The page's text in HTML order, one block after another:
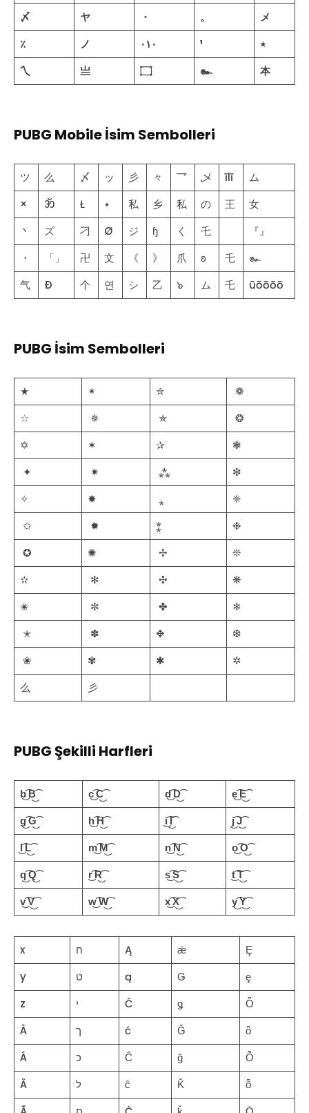
〆 ヤ ・ 。
メ
٪
ノ ٠١٠ ¹
٭
乀
亗 ۝ ๛ 本
PUBG Mobile İsim Sembolleri
ツ 么 〆 ッ 彡 々 乛 乄 īlī
ム
×
ॐ Ł ٭ 私 乡 私 の 王
女
丶
ズ 刁 Ø ジ ɧ く 乇
『』
・
「」 卍 文 《 》 爪 ʚ 乇
๛
气
Ð 个 연 シ 乙 ๖ ム 乇 ūōōōō
PUBG İsim Sembolleri
★ ✴ ✮
❁
☆
✵ ✯
❂
✡
✶ ✰
❃
✦
✷ ⁂
❇
✧
✸ ⁎
❈
✩
✹ ⁑
❉
✪
✺ ✢
❊
✫
✻ ✣
❋
✬
✼ ✤
❄
✭
✽ ✥
❆
❀
✾ ✱
✲
么
彡
PUBG Şekilli Harfleri
b͜͡ B͜͡ c͜͡ C͜͡ d͜͡ D͜͡
e͜͡ E͜͡
g͜͡ G͜͡
h͜͡ H͜͡ i͜͡ I͜͡
j͜͡ J͜͡
l͜͡ L͜͡
m͜͡ M͜͡ n͜͡ N͜͡
o͜͡ O͜͡
q͜͡ Q͜͡
r͜͡ R͜͡ s͜͡ S͜͡
t͜͡ T͜͡
v͜͡ V͜͡
w͜͡ W͜͡ x͜͡ X͜͡ y͜͡ Y͜͡
x ח Ą ǣ
Ȩ
y
ט ą Ǥ
ȩ
z
י Ć ǥ
Ȫ
À
ך ć Ǧ
ȫ
Á
כ Ĉ ǧ
Ȭ
Â
ל ĉ Ǩ
ȭ